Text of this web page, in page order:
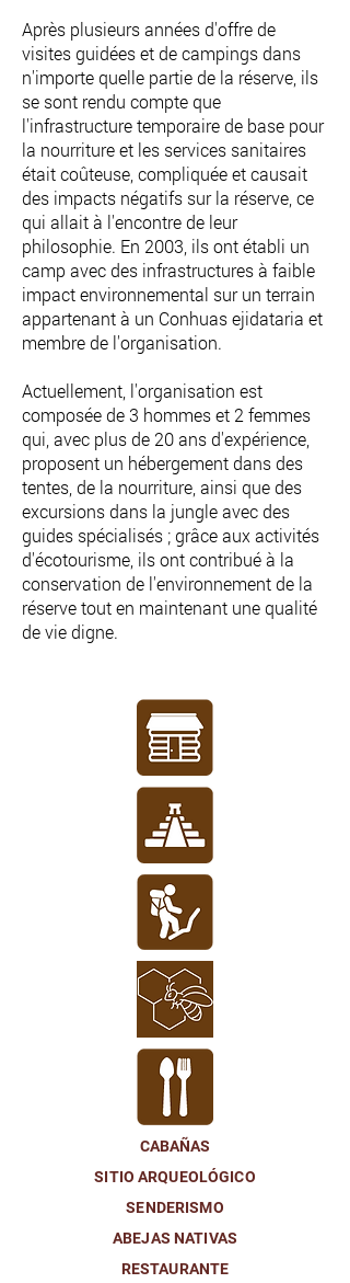
Après plusieurs années d'offre de
visites guidées et de campings dans
n'importe quelle partie de la réserve, ils
se sont rendu compte que
l'infrastructure temporaire de base pour
la nourriture et les services sanitaires
était coûteuse, compliquée et causait
des impacts négatifs sur la réserve, ce
qui allait à l'encontre de leur
philosophie. En 2003, ils ont établi un
camp avec des infrastructures à faible
impact environnemental sur un terrain
appartenant à un Conhuas ejidataria et
membre de l'organisation.
Actuellement, l'organisation est
composée de 3 hommes et 2 femmes
qui, avec plus de 20 ans d'expérience,
proposent un hébergement dans des
tentes, de la nourriture, ainsi que des
excursions dans la jungle avec des
guides spécialisés ; grâce aux activités
d'écotourisme, ils ont contribué à la
conservation de l'environnement de la
réserve tout en maintenant une qualité
de vie digne.
CABAÑAS
SITIO ARQUEOLÓGICO
SENDERISMO
ABEJAS NATIVAS
RESTAURANTE